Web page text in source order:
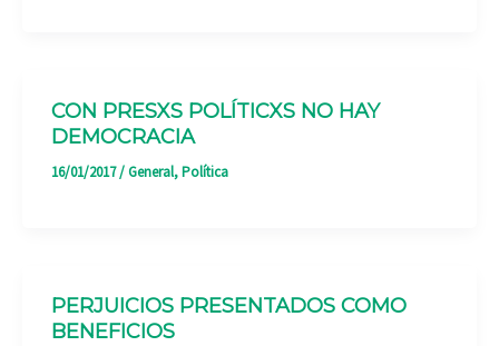
CON PRESXS POLÍTICXS NO HAY
DEMOCRACIA
16/01/2017/General,Política
PERJUICIOS PRESENTADOS COMO
BENEFICIOS